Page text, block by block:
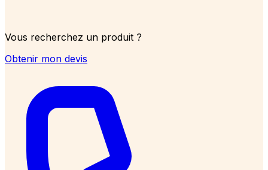
Vous recherchez un produit ?
Obtenir mon devis